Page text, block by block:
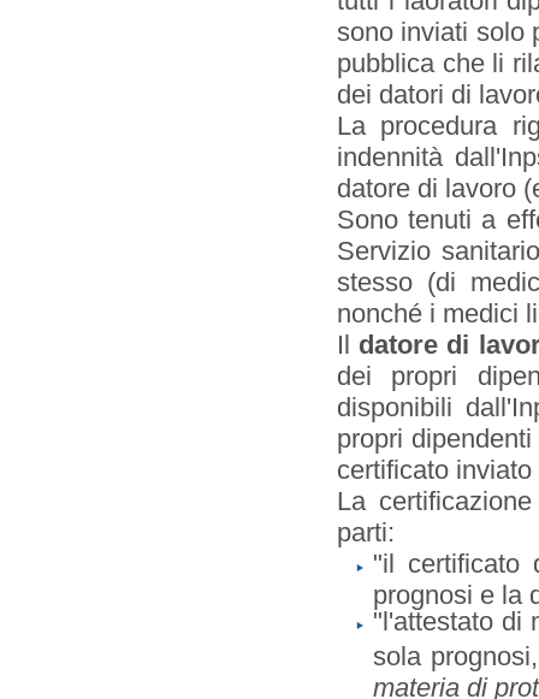
sono inviati solo
pubblica che li
dei datori di
La procedura
indennità
datore di lavoro
Sono tenuti a
Servizio
stesso (di
nonché i medici
Il datore di
dei propri
disponibili
propri
certificato
La
parti:
"il certificato
prognosi e la
"l'attestato di
sola
materia di